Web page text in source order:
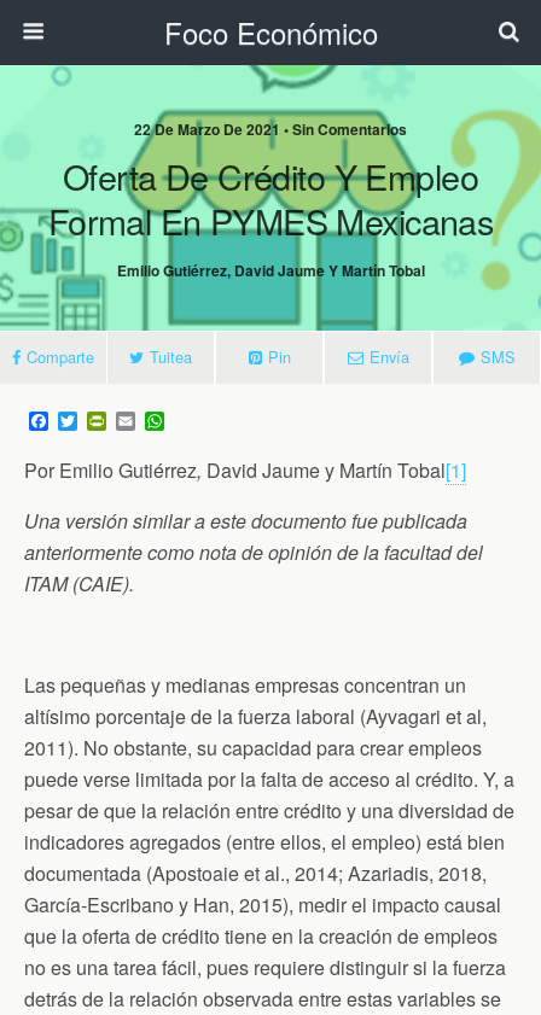
Foco Económico
22 De Marzo De 2021 • Sin Comentarios
Oferta De Crédito Y Empleo
Formal En PYMES Mexicanas
Emilio Gutiérrez, David Jaume Y Martín Tobal
Comparte Tuitea Pin Envía SMS
F
a
c
e
o
o
k
T
w
t
e
r
P
n
F
r
i
e
n
E
m
a
i
a
t
A
p
p
Por Emilio Gutiérrez, David Jaume y Martín Tobal[1]
Una versión similar a este documento fue publicada
anteriormente como nota de opinión de la facultad del
ITAM (CAIE).
Las pequeñas y medianas empresas concentran un
altísimo porcentaje de la fuerza laboral (Ayvagari et al,
2011). No obstante, su capacidad para crear empleos
puede verse limitada por la falta de acceso al crédito. Y, a
pesar de que la relación entre crédito y una diversidad de
indicadores agregados (entre ellos, el empleo) está bien
documentada (Apostoaie et al., 2014; Azariadis, 2018,
García-Escribano y Han, 2015), medir el impacto causal
que la oferta de crédito tiene en la creación de empleos
no es una tarea fácil, pues requiere distinguir si la fuerza
detrás de la relación observada entre estas variables se